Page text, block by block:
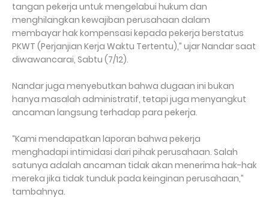
tangan pekerja untuk mengelabui hukum dan
menghilangkan kewajiban perusahaan dalam
membayar hak kompensasi kepada pekerja berstatus
PKWT (Perjanjian Kerja Waktu Tertentu),” ujar Nandar saat
diwawancarai, Sabtu (7/12).
Nandar juga menyebutkan bahwa dugaan ini bukan
hanya masalah administratif, tetapi juga menyangkut
ancaman langsung terhadap para pekerja.
“Kami mendapatkan laporan bahwa pekerja
menghadapi intimidasi dari pihak perusahaan. Salah
satunya adalah ancaman tidak akan menerima hak-hak
mereka jika tidak tunduk pada keinginan perusahaan,”
tambahnya.